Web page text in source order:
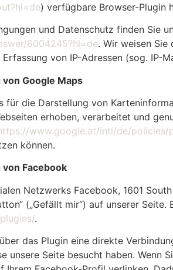
) verfügbare Browser-Plugin
und Datenschutz finden Sie
6004245?hl=de. Wir weisen Sie
von IP-Adressen (sog. IP-
Google Maps
für die Darstellung von
erhoben, verarbeitet und
www.google.at/intl/de/policies/
können.
Facebook
Netzwerks Facebook, 1601
(„Gefällt mir“) auf unserer
.
das Plugin eine direkte
unsere Seite besucht haben.